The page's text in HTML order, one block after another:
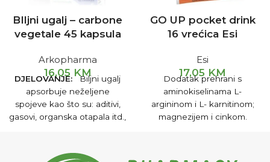
BIljni ugalj – carbone
vegetale 45 kapsula
Arkopharma
16,05 KM
DJELOVANJE: Biljni ugalj
apsorbuje neželjene
spojeve kao što su: aditivi,
gasovi, organska otapala itd.,
funkcije, u slučajevima
GO UP pocket drink
16 vrećica Esi
Esi
17,05 KM
Dodatak prehrani s
aminokiselinama L-
argininom i L- karnitinom;
magnezijem i cinkom.